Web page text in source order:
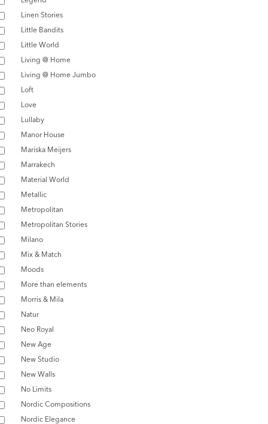
Linen Stories
Little Bandits
Little World
Living @ Home
Living @ Home Jumbo
Loft
Love
Lullaby
Manor House
Mariska Meijers
Marrakech
Material World
Metallic
Metropolitan
Metropolitan Stories
Milano
Mix & Match
Moods
More than elements
Morris & Mila
Natur
Neo Royal
New Age
New Studio
New Walls
No Limits
Nordic Compositions
Nordic Elegance